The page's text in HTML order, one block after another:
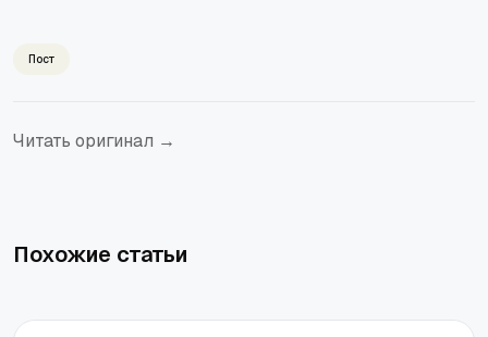
Пост
Читать оригинал →
Похожие статьи